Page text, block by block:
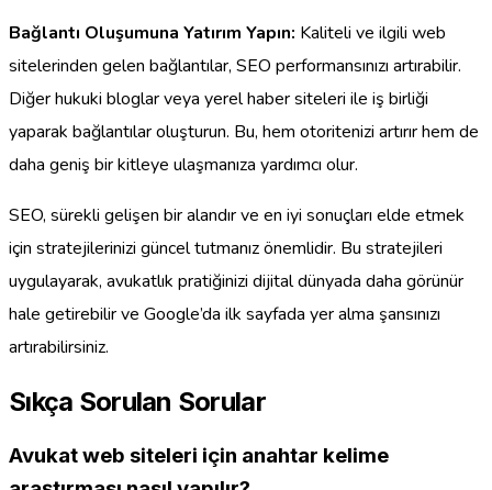
Bağlantı Oluşumuna Yatırım Yapın: Kaliteli ve ilgili web
sitelerinden gelen bağlantılar, SEO performansınızı artırabilir.
Diğer hukuki bloglar veya yerel haber siteleri ile iş birliği
yaparak bağlantılar oluşturun. Bu, hem otoritenizi artırır hem de
daha geniş bir kitleye ulaşmanıza yardımcı olur.
SEO, sürekli gelişen bir alandır ve en iyi sonuçları elde etmek
için stratejilerinizi güncel tutmanız önemlidir. Bu stratejileri
uygulayarak, avukatlık pratiğinizi dijital dünyada daha görünür
hale getirebilir ve Google’da ilk sayfada yer alma şansınızı
artırabilirsiniz.
Sıkça Sorulan Sorular
Avukat web siteleri için anahtar kelime